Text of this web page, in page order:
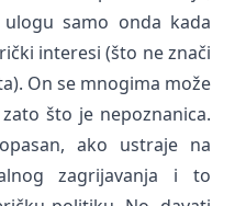
samo onda kada
interesi (što ne znači
On se mnogima može
što je nepoznanica.
ako ustraje na
zagrijavanja i to